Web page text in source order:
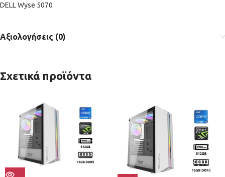
DELL Wyse 5070
Αξιολογήσεις (0)
Σχετικά προϊόντα